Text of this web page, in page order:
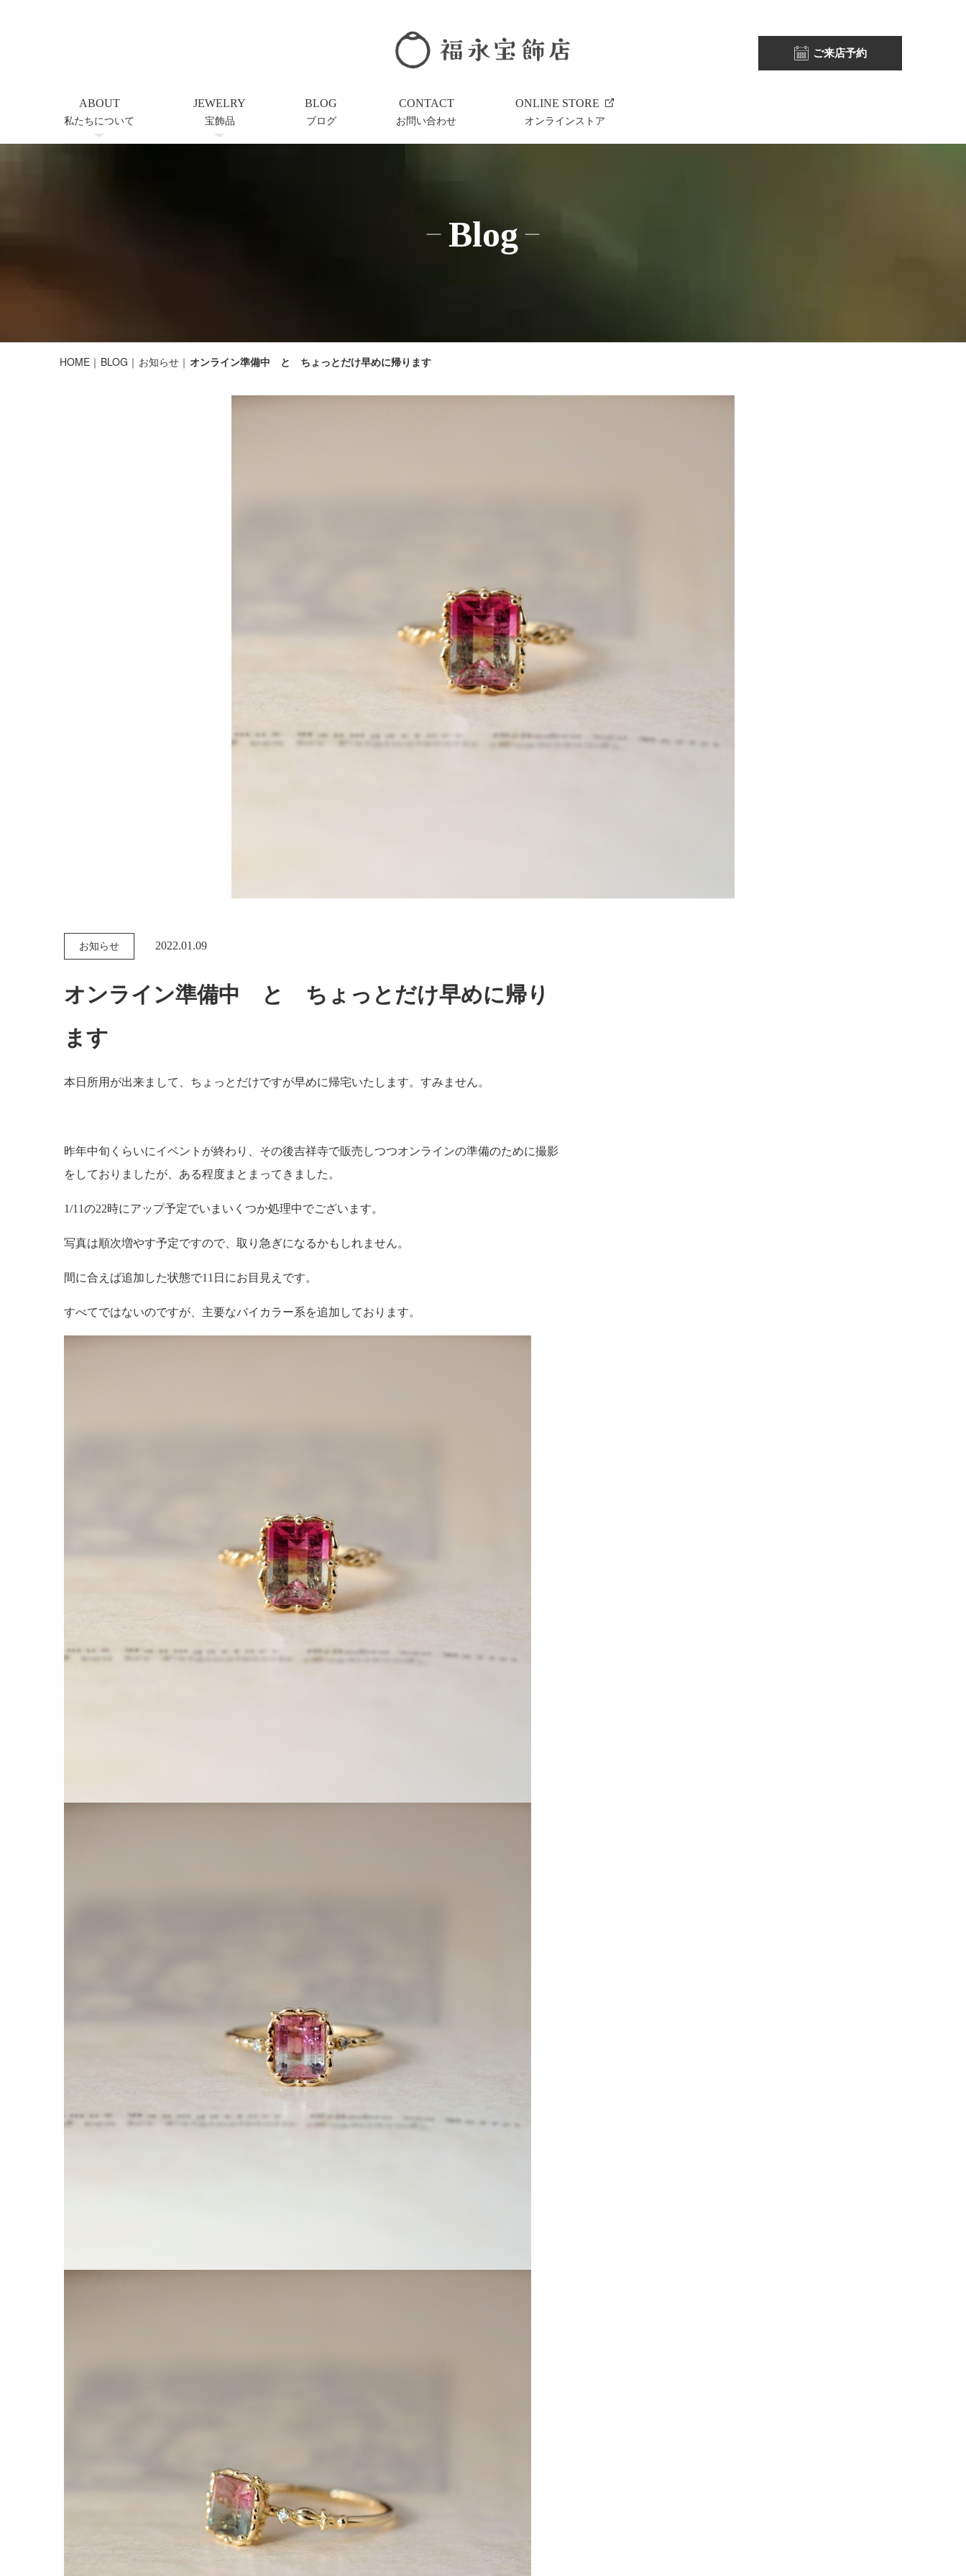
ABOUT
私たちについて
JEWELRY
宝飾品
BLOG
ブログ
CONTACT
お問い合わせ
ONLINE STORE
オンラインストア
ご来店予約
Blog
HOME BLOG お知らせ オンライン準備中 と ちょっとだけ早めに帰ります
お知らせ 2022.01.09
オンライン準備中 と ちょっとだけ早めに帰り
ます
本日所用が出来まして、ちょっとだけですが早めに帰宅いたします。すみません。
昨年中旬くらいにイベントが終わり、その後吉祥寺で販売しつつオンラインの準備のために撮影
をしておりましたが、ある程度まとまってきました。
1/11の22時にアップ予定でいまいくつか処理中でございます。
写真は順次増やす予定ですので、取り急ぎになるかもしれません。
間に合えば追加した状態で11日にお目見えです。
すべてではないのですが、主要なバイカラー系を追加しております。